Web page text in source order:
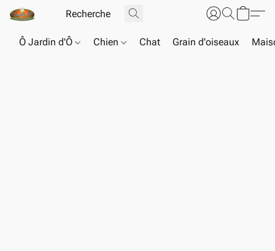
Ô Jardin d'Ô Chien Chat Grain d'oiseaux